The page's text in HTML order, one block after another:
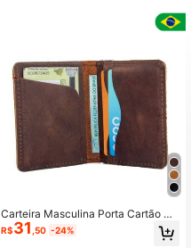
Carteira Masculina Porta Cartão 3
Cores Envio Imediato 006
R$31 ,50 -24%